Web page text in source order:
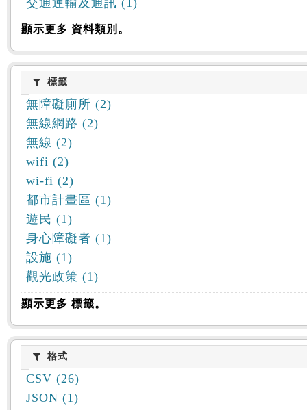
顯示更多 資料類別。
標籤標籤
無障礙廁所 (2)
無線網路 (2)
無線 (2)
wifi (2)
wi-fi (2)
都市計畫區 (1)
遊民 (1)
身心障礙者 (1)
設施 (1)
觀光政策 (1)
顯示更多 標籤。
格式格式
CSV (26)
JSON (1)